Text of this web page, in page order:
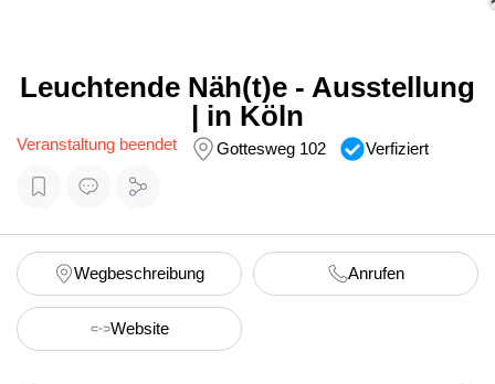
Leuchtende Näh(t)e - Ausstellung
| in Köln
Veranstaltung beendet Gottesweg 102 Verfiziert
Wegbeschreibung Anrufen
Website